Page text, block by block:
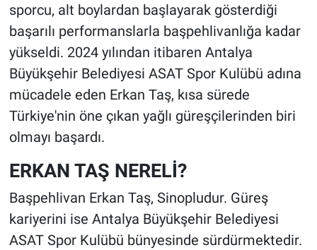
sporcu, alt boylardan başlayarak gösterdiği
başarılı performanslarla başpehlivanlığa kadar
yükseldi. 2024 yılından itibaren Antalya
Büyükşehir Belediyesi ASAT Spor Kulübü adına
mücadele eden Erkan Taş, kısa sürede
Türkiye'nin öne çıkan yağlı güreşçilerinden biri
olmayı başardı.
ERKAN TAŞ NERELİ?
Başpehlivan Erkan Taş, Sinopludur. Güreş
kariyerini ise Antalya Büyükşehir Belediyesi
ASAT Spor Kulübü bünyesinde sürdürmektedir.